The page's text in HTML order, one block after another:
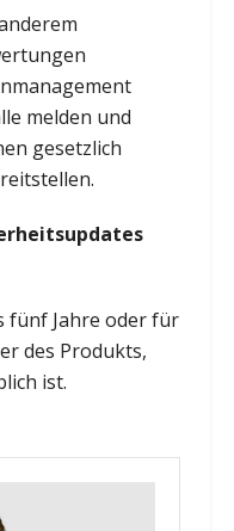
melden und
gesetzlich
fünf Jahre oder für
des Produkts,
ist.